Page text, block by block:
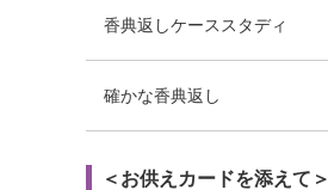
香典返しケーススタディ
確かな香典返し
＜お供えカードを添えて＞